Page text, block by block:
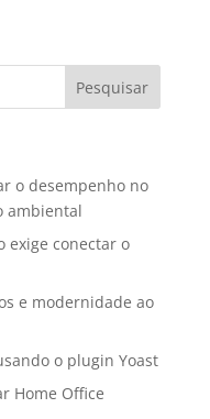
o desempenho no
ambiental
exige conectar o
e modernidade ao
o plugin Yoast
Home Office